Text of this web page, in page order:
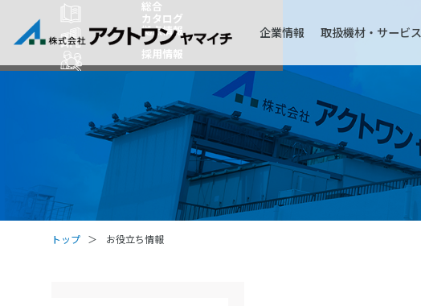
総合
カタログ
拠点情報
採用情報
企業情報 取扱機材・サービス
トップ お役立ち情報